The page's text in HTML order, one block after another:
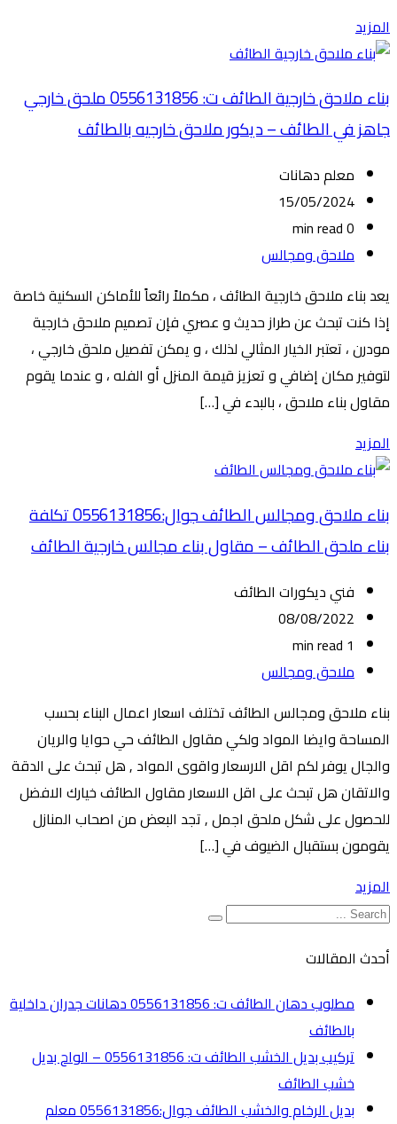
المزيد
بناء ملاحق خارجية الطائف ت: 0556131856 ملحق خارجي
جاهز في الطائف – ديكور ملاحق خارجيه بالطائف
معلم دهانات
15/05/2024
0 min read
ملاحق ومجالس
يعد بناء ملاحق خارجية الطائف ، مكملاً رائعاً للأماكن السكنية خاصة
إذا كنت تبحث عن طراز حديث و عصري فإن تصميم ملاحق خارجية
مودرن ، تعتبر الخيار المثالي لذلك ، و يمكن تفصيل ملحق خارجي ،
لتوفير مكان إضافي و تعزيز قيمة المنزل أو الفله ، و عندما يقوم
مقاول بناء ملاحق ، بالبدء في […]
المزيد
بناء ملاحق ومجالس الطائف جوال:0556131856 تكلفة
بناء ملحق الطائف – مقاول بناء مجالس خارجية الطائف
فني ديكورات الطائف
08/08/2022
1 min read
ملاحق ومجالس
بناء ملاحق ومجالس الطائف تختلف اسعار اعمال البناء بحسب
المساحة وايضا المواد ولكي مقاول الطائف حي حوايا والريان
والجال يوفر لكم اقل الارسعار واقوى المواد , هل تبحث على الدقة
والاتقان هل تبحث على اقل الاسعار مقاول الطائف خيارك الافضل
للحصول على شكل ملحق اجمل , تجد البعض من اصحاب المنازل
يقومون بستقبال الضيوف في […]
المزيد
أحدث المقالات
مطلوب دهان الطائف ت: 0556131856 دهانات جدران داخلية
بالطائف
تركيب بديل الخشب الطائف ت: 0556131856 – الواح بديل
خشب الطائف
بديل الرخام والخشب الطائف جوال:0556131856 معلم